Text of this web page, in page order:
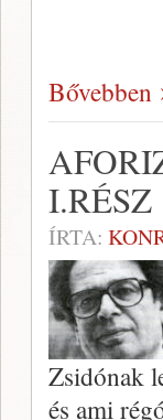
Bővebben
I.RÉSZ
ÍRTA:
Zsidónak
és ami